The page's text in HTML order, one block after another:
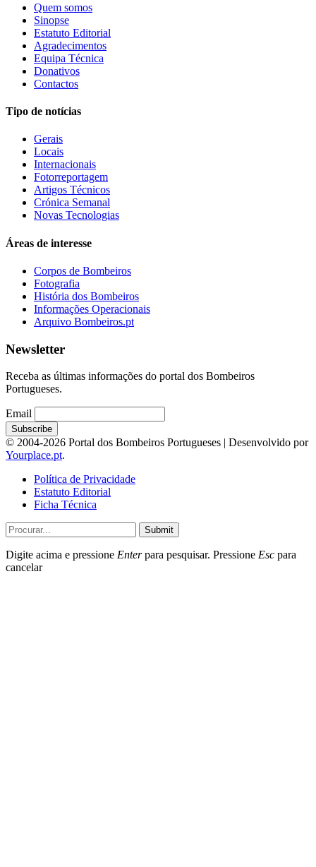
Quem somos
Sinopse
Estatuto Editorial
Agradecimentos
Equipa Técnica
Donativos
Contactos
Tipo de notícias
Gerais
Locais
Internacionais
Fotorreportagem
Artigos Técnicos
Crónica Semanal
Novas Tecnologias
Áreas de interesse
Corpos de Bombeiros
Fotografia
História dos Bombeiros
Informações Operacionais
Arquivo Bombeiros.pt
Newsletter
Receba as últimas informações do portal dos Bombeiros
Portugueses.
Email
© 2004-2026 Portal dos Bombeiros Portugueses | Desenvolvido por
Yourplace.pt.
Política de Privacidade
Estatuto Editorial
Ficha Técnica
Submit
Digite acima e pressione Enterpara pesquisar. Pressione Esc para
cancelar